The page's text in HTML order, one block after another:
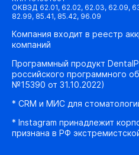
ОКВЭД 62.01, 62.02, 62.03, 62.09,
82.99, 85.41, 85.42, 96.09
Компания входит в реестр
компаний
Программный продукт
российского программного
№15390 от 31.10.2022)
* CRM и МИС для
* Instagram принадлежит
признана в РФ